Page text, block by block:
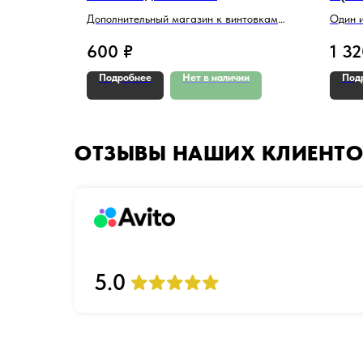
Дополнительный магазин к винтовкам
600 ₽
Подробнее Нет в наличии
Один
типов
1
ОТЗЫВЫ НАШИХ
5.0